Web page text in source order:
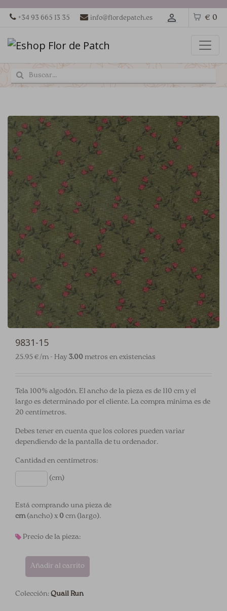
+34 93 665 13 35 info@flordepatch.es € 0
9831-15
25.95 €/m - Hay 3.00 metros en existencias
Tela 100% algodón. El ancho de la pieza es de 110 cm y el
largo es determinado por el cliente. La compra mínima es de
20 centímetros.
Debes tener en cuenta que los colores pueden variar
dependiendo de la pantalla de tu ordenador.
Cantidad en centímetros:
(cm)
Está comprando una pieza de
cm(ancho) x 0cm (largo).
Precio de la pieza:
Añadir al carrito
Colección:Quail Run